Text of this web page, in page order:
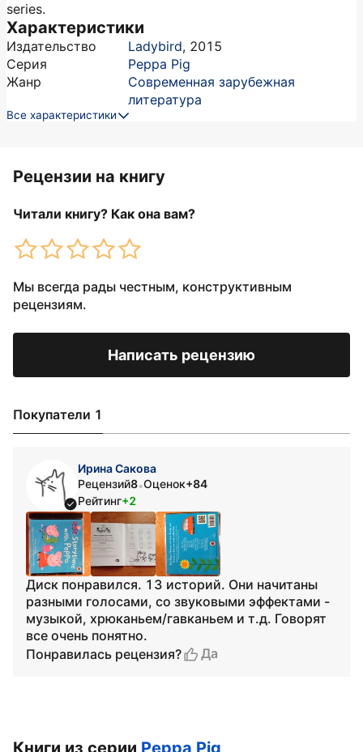
series.
Характеристики
Издательство Ladybird, 2015
Серия
Peppa Pig
Жанр
Современная зарубежная
литература
Все характеристики
Рецензии на книгу
Читали книгу? Как она вам?
Мы всегда рады честным, конструктивным
рецензиям.
Написать рецензию
Покупатели 1
Ирина Сакова
Рецензий8•Оценок+84
Рейтинг+2
Диск понравился. 13 историй. Они начитаны
разными голосами, со звуковыми эффектами -
музыкой, хрюканьем/гавканьем и т.д. Говорят
все очень понятно.
Понравилась рецензия?
Да
Книги из серии Peppa Pig